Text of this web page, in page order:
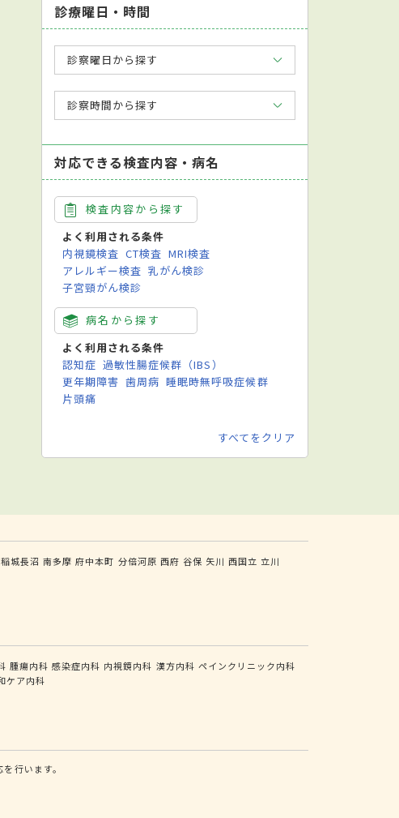
診療曜日・時間
診察曜日から探す
診察時間から探す
対応できる検査内容・病名
検査内容から探す
よく利用される条件
内視鏡検査 CT検査 MRI検査
アレルギー検査 乳がん検診
子宮頸がん検診
病名から探す
よく利用される条件
認知症 過敏性腸症候群（IBS）
更年期障害 歯周病 睡眠時無呼吸症候群
片頭痛
すべてをクリア
稲城長沼 南多摩 府中本町 分倍河原 西府 谷保 矢川 西国立 立川
腫瘍内科 感染症内科 内視鏡内科 漢方内科 ペインクリニック内科
ケア内科
行います。